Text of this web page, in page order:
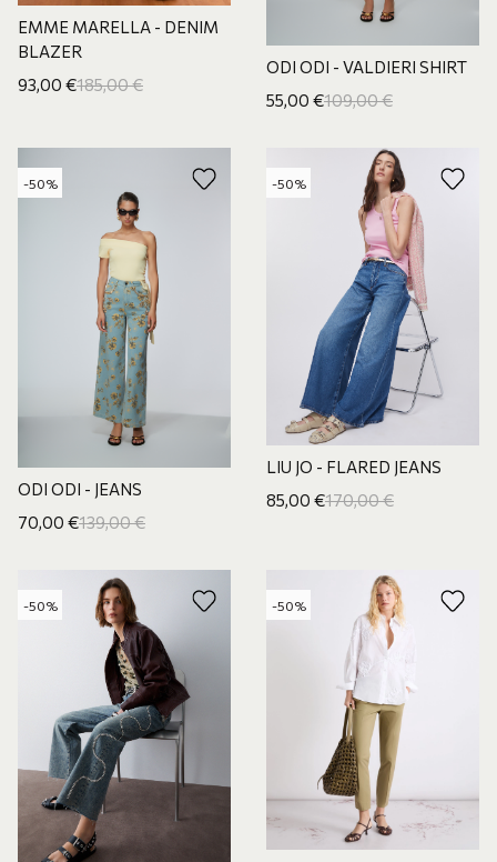
EMME MARELLA - DENIM
BLAZER
93,00 €185,00€
ODI ODI - VALDIERI SHIRT
55,00 €109,00€
-50%
ODI ODI - JEANS
70,00 €139,00€
-50%
LIU JO - FLARED JEANS
85,00 €170,00€
-50% -50%